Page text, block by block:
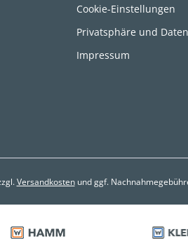
Cookie-Einstellungen
Privatsphäre und
Impressum
Versandkostenund ggf.